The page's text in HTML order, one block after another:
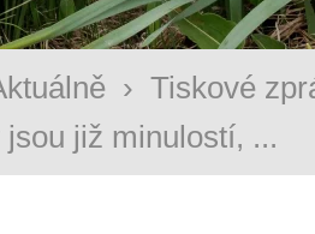
› Tiskové
již minulostí, ...